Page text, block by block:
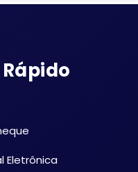
Eletrônica